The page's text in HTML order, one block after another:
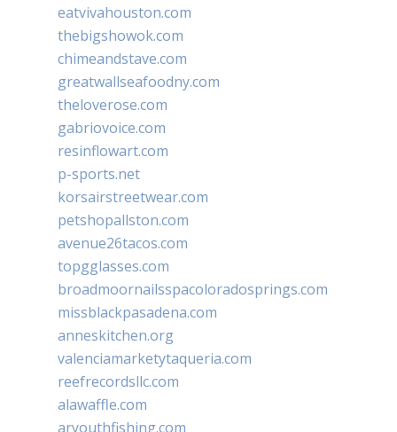
eatvivahouston.com
thebigshowok.com
chimeandstave.com
greatwallseafoodny.com
theloverose.com
gabriovoice.com
resinflowart.com
p-sports.net
korsairstreetwear.com
petshopallston.com
avenue26tacos.com
topgglasses.com
broadmoornailsspacoloradosprings.com
missblackpasadena.com
anneskitchen.org
valenciamarketytaqueria.com
reefrecordsllc.com
alawaffle.com
aryouthfishing.com